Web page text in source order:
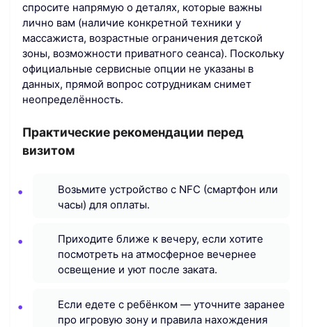
спросите напрямую о деталях, которые важны
лично вам (наличие конкретной техники у
массажиста, возрастные ограничения детской
зоны, возможности приватного сеанса). Поскольку
официальные сервисные опции не указаны в
данных, прямой вопрос сотрудникам снимет
неопределённость.
Практические рекомендации перед
визитом
Возьмите устройство с NFC (смартфон или
часы) для оплаты.
Приходите ближе к вечеру, если хотите
посмотреть на атмосферное вечернее
освещение и уют после заката.
Если едете с ребёнком — уточните заранее
про игровую зону и правила нахождения